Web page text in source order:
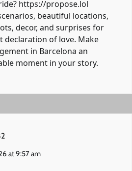
https://propose.lol
beautiful locations,
decor, and surprises for
declaration of love. Make
in Barcelona an
moment in your story.
at 9:57 am